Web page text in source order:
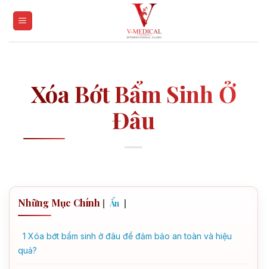
Xóa Bớt Bẩm Sinh Ở
Đâu
Những Mục Chính [ Ẩn ]
1 Xóa bớt bẩm sinh ở đâu để đảm bảo an toàn và hiệu
quả?